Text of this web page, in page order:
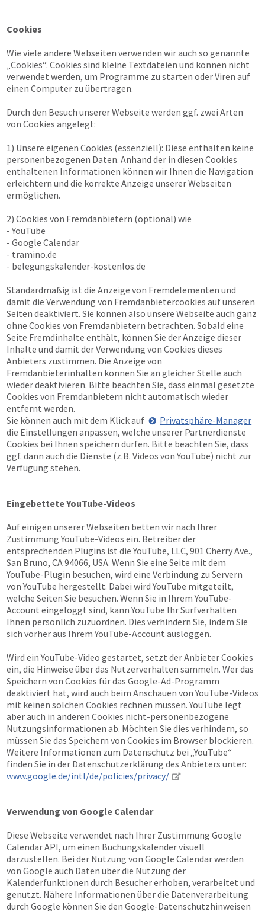
Cookies
Wie viele andere Webseiten verwenden wir auch so genannte
„Cookies“. Cookies sind kleine Textdateien und können nicht
verwendet werden, um Programme zu starten oder Viren auf
einen Computer zu übertragen.
Durch den Besuch unserer Webseite werden ggf. zwei Arten
von Cookies angelegt:
1) Unsere eigenen Cookies (essenziell): Diese enthalten keine
personenbezogenen Daten. Anhand der in diesen Cookies
enthaltenen Informationen können wir Ihnen die Navigation
erleichtern und die korrekte Anzeige unserer Webseiten
ermöglichen.
2) Cookies von Fremdanbietern (optional) wie
- YouTube
- Google Calendar
- tramino.de
- belegungskalender-kostenlos.de
Standardmäßig ist die Anzeige von Fremdelementen und
damit die Verwendung von Fremdanbietercookies auf unseren
Seiten deaktiviert. Sie können also unsere Webseite auch ganz
ohne Cookies von Fremdanbietern betrachten. Sobald eine
Seite Fremdinhalte enthält, können Sie der Anzeige dieser
Inhalte und damit der Verwendung von Cookies dieses
Anbieters zustimmen. Die Anzeige von
Fremdanbieterinhalten können Sie an gleicher Stelle auch
wieder deaktivieren. Bitte beachten Sie, dass einmal gesetzte
Cookies von Fremdanbietern nicht automatisch wieder
entfernt werden.
Sie können auch mit dem Klick auf
Privatsphäre-Manager
die Einstellungen anpassen, welche unserer Partnerdienste
Cookies bei Ihnen speichern dürfen. Bitte beachten Sie, dass
ggf. dann auch die Dienste (z.B. Videos von YouTube) nicht zur
Verfügung stehen.
Eingebettete YouTube-Videos
Auf einigen unserer Webseiten betten wir nach Ihrer
Zustimmung YouTube-Videos ein. Betreiber der
entsprechenden Plugins ist die YouTube, LLC, 901 Cherry Ave.,
San Bruno, CA 94066, USA. Wenn Sie eine Seite mit dem
YouTube-Plugin besuchen, wird eine Verbindung zu Servern
von YouTube hergestellt. Dabei wird YouTube mitgeteilt,
welche Seiten Sie besuchen. Wenn Sie in Ihrem YouTube-
Account eingeloggt sind, kann YouTube Ihr Surfverhalten
Ihnen persönlich zuzuordnen. Dies verhindern Sie, indem Sie
sich vorher aus Ihrem YouTube-Account ausloggen.
Wird ein YouTube-Video gestartet, setzt der Anbieter Cookies
ein, die Hinweise über das Nutzerverhalten sammeln. Wer das
Speichern von Cookies für das Google-Ad-Programm
deaktiviert hat, wird auch beim Anschauen von YouTube-Videos
mit keinen solchen Cookies rechnen müssen. YouTube legt
aber auch in anderen Cookies nicht-personenbezogene
Nutzungsinformationen ab. Möchten Sie dies verhindern, so
müssen Sie das Speichern von Cookies im Browser blockieren.
Weitere Informationen zum Datenschutz bei „YouTube“
finden Sie in der Datenschutzerklärung des Anbieters unter:
www.google.de/intl/de/policies/privacy/
Verwendung von Google Calendar
Diese Webseite verwendet nach Ihrer Zustimmung Google
Calendar API, um einen Buchungskalender visuell
darzustellen. Bei der Nutzung von Google Calendar werden
von Google auch Daten über die Nutzung der
Kalenderfunktionen durch Besucher erhoben, verarbeitet und
genutzt. Nähere Informationen über die Datenverarbeitung
durch Google können Sie den Google-Datenschutzhinweisen